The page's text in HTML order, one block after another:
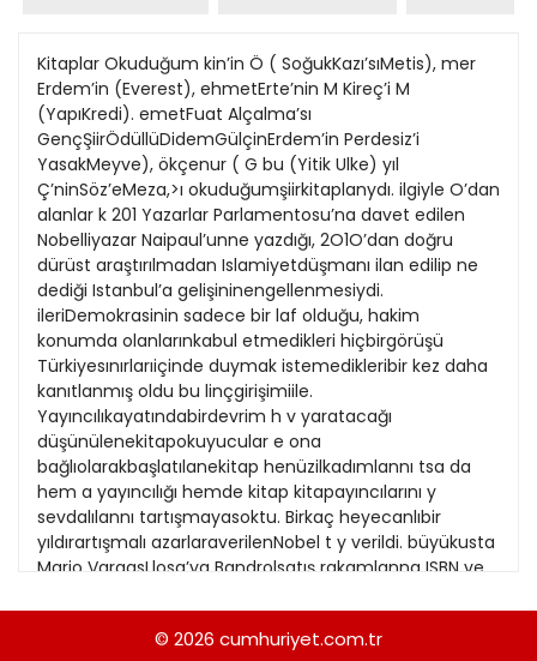
Evleniyoruz
Güney Dogu
Kitap Eki
Özel Ekler
Özel Okullar
Sevgililer Günü
Siyaset Eki
Sürdürülebilir yaşam
Turizm Eki
Yerel Yönetimler
1991
1990
1989
1988
1987
1986
1985
1984
1983
1982
1981
1980
19
20
21
22
23
24
25
26
27
28
29
30
31
11
12
13
14
15
16
17
18
19
20
21
22
23
Kitaplar Okuduğum kin’in Ö ( SoğukKazı’sıMetis), mer
Erdem’in (Everest), ehmetErte’nin M Kireç’i M
(YapıKredi). emetFuat Alçalma’sı
GençŞiirÖdüllüDidemGülçinErdem’in Perdesiz’i
YasakMeyve), ökçenur ( G bu (Yitik Ulke) yıl
Ç’ninSöz’eMeza,>ı okuduğumşiirkitaplanydı. ilgiyle O’dan
alanlar k 201 Yazarlar Parlamentosu’na davet edilen
Nobelliyazar Naipaul’unne yazdığı, 2O1O’dan doğru
dürüst araştırılmadan Islamiyetdüşmanı ilan edilip ne
dediği Istanbul’a gelişininengellenmesiydi.
ileriDemokrasinin sadece bir laf olduğu, hakim
konumda olanlarınkabul etmedikleri hiçbirgörüşü
Türkiyesınırlarıiçinde duymak istemedikleribir kez daha
kanıtlanmış oldu bu linçgirişimiile.
Yayıncılıkayatındabirdevrim h v yaratacağı
düşünülenekitapokuyucular e ona
bağlıolarakbaşlatılanekitap henüzilkadımlannı tsa da
hem a yayıncılığı hemde kitap kitapayıncılarını y
sevdalılannı tartışmayasoktu. Birkaç heyecanlıbir
yıldırartışmalı azarlaraverilenNobel t y verildi. büyükusta
Mario VargasLlosa’ya Bandrolsatış rakamlanna ISBN ve
hemde başlıksayısı açısından kırıldığını rekorlar
söyleyebilirim. FeritEdgü’nün sayfalık 620 tek ciltteki
© 2026 cumhuriyet.com.tr